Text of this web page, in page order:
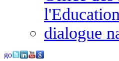
l'Education
dialogue